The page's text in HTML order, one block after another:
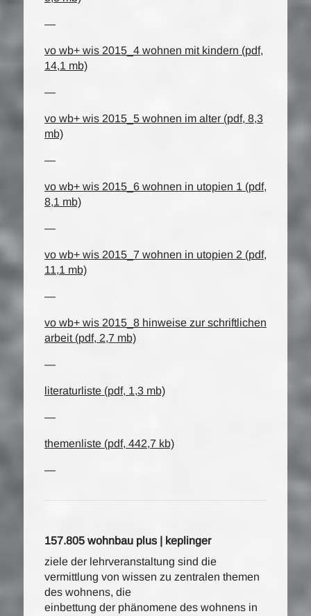
—
vo wb+ wis 2015_4 wohnen mit kindern (pdf,
14,1 mb)
—
vo wb+ wis 2015_5 wohnen im alter (pdf, 8,3
mb)
—
vo wb+ wis 2015_6 wohnen in utopien 1 (pdf,
8,1 mb)
—
vo wb+ wis 2015_7 wohnen in utopien 2 (pdf,
11,1 mb)
—
vo wb+ wis 2015_8 hinweise zur schriftlichen
arbeit (pdf, 2,7 mb)
—
literaturliste (pdf, 1,3 mb)
—
themenliste (pdf, 442,7 kb)
—
157.805 wohnbau plus | keplinger
ziele der lehrveranstaltung sind die
vermittlung von wissen zu zentralen themen
des wohnens, die
einbettung der phänomene des wohnens in